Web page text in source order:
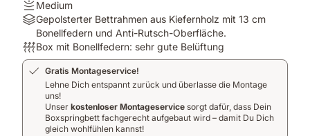
Firmness:
Medium
Medium
Material:
Gepolsterter
Bettrahmen
aus
Kiefernholz
Bonellfedern
Gepolsterter Bettrahmen aus Kiefernholz mit 13 cm
Bonellfedern und Anti-Rutsch-Oberfläche.
Atmungsaktivität:
Box
mit
Bonellfedern:
Belüftung
Box mit Bonellfedern: sehr gute Belüftung
Gratis Montageservice!
Lehne Dich entspannt zurück und überlasse die Montage
uns!
Unser kostenloser Montageservice sorgt dafür, dass Dein
Boxspringbett fachgerecht aufgebaut wird – damit Du Dich
gleich wohlfühlen kannst!